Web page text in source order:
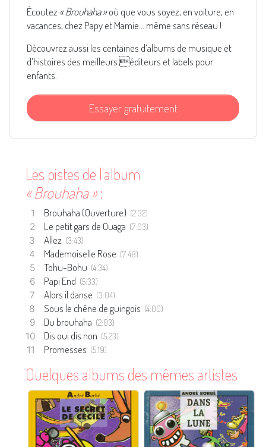
Écoutez « Brouhaha »où que vous soyez, en voiture, en
vacances, chez Papy et Mamie... même sans réseau !
Découvrez aussi les centaines d’albums de musique et
d’histoires des meilleurs éditeurs et labels pour
enfants.
Essayer gratuitement
Les pistes de l'album
« Brouhaha »:
Brouhaha (Ouverture) (2:32)
Le petit gars de Ouaga (7:03)
Allez (3:43)
Mademoiselle Rose (7:48)
Tohu-Bohu (4:34)
Papi End (5:33)
Alors il danse (3:04)
Sous le chêne de guingois (4:00)
Du brouhaha (2:03)
Dis oui dis non (5:23)
Promesses (5:19)
Quelques albums des mêmes artistes